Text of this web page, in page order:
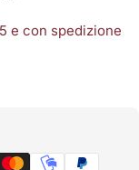
e con spedizione